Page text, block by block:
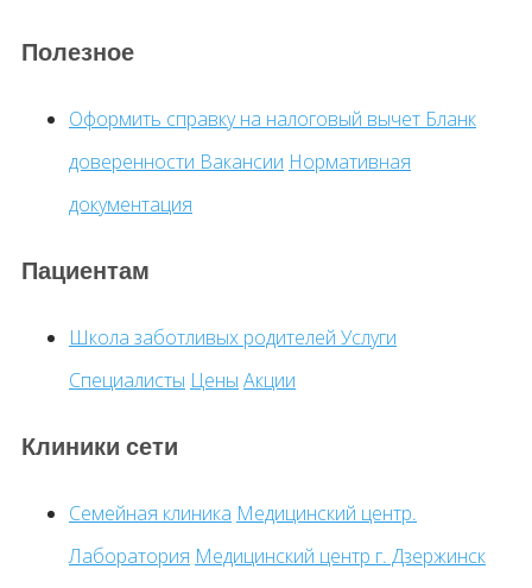
Полезное
Оформить справку на налоговый вычет Бланк
доверенности Вакансии Нормативная
документация
Пациентам
Школа заботливых родителей Услуги
Специалисты Цены Акции
Клиники сети
Семейная клиника Медицинский центр.
Лаборатория Медицинский центр г. Дзержинск